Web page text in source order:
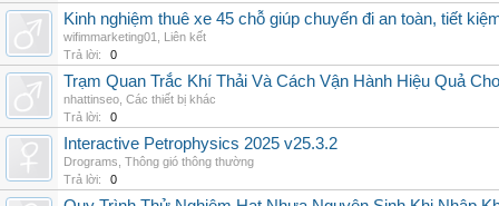
Kinh nghiệm thuê xe 45 chỗ giúp chuyến đi an toàn, tiết
wifimmarketing01
Liên kết
Trả lời:
0
Trạm Quan Trắc Khí Thải Và Cách Vận Hành Hiệu Quả
nhattinseo Các thiết bị khác
Trả lời:
0
Interactive Petrophysics 2025 v25.3.2
Drograms Thông gió thông thường
Trả lời:
0